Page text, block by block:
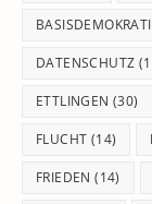
DATENSCHUTZ
ETTLINGEN (30)
FLUCHT (14)
FRIEDEN (14)